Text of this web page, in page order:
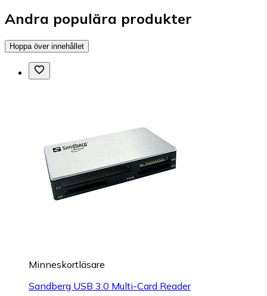
Andra populära produkter
Hoppa över innehållet
Minneskortläsare
Sandberg USB 3.0 Multi-Card Reader